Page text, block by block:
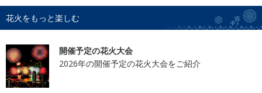
花火をもっと楽しむ
開催予定の花火大会
2026年の開催予定の花火大会をご紹介